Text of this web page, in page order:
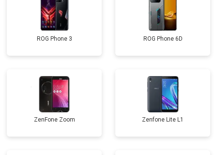
ROG Phone 3 ROG Phone 6D
ZenFone Zoom Zenfone Lite L1